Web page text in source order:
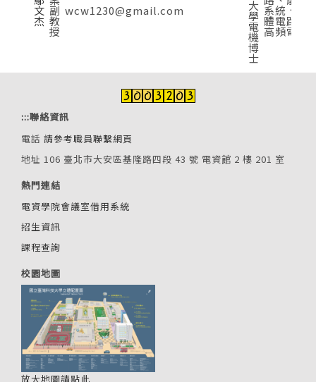
文
杰
副
教
授
wcw1230@gmail.com 大
學
電
機
博
士
系統、積
體電路、
高頻電路
:::聯絡資訊
電話 請參考職員聯繫網頁
地址 106 臺北市大安區基隆路四段 43 號 電資館 2 樓 201 室
熱門連結
電資學院會議室借用系統
招生資訊
課程查詢
校園地圖
放大地圖請點此